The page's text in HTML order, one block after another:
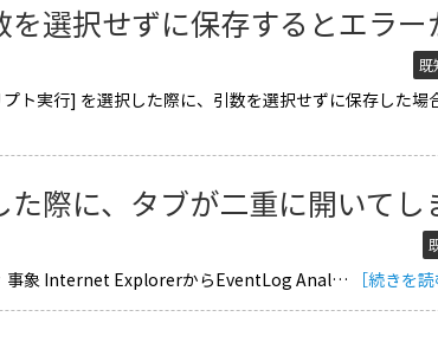
を選択せずに保存するとエラ
既
実行] を選択した際に、引数を選択せずに保存した場
た際に、タブが二重に開いてし
事象 Internet ExplorerからEventLog Anal…
［続きを読